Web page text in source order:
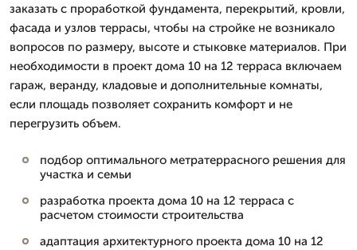
заказать с проработкой фундамента, перекрытий, кровли,
фасада и узлов террасы, чтобы на стройке не возникало
вопросов по размеру, высоте и стыковке материалов. При
необходимости в проект дома 10 на 12 терраса включаем
гараж, веранду, кладовые и дополнительные комнаты,
если площадь позволяет сохранить комфорт и не
перегрузить объем.
подбор оптимального метратеррасного решения для
участка и семьи
разработка проекта дома 10 на 12 терраса с
расчетом стоимости строительства
адаптация архитектурного проекта дома 10 на 12